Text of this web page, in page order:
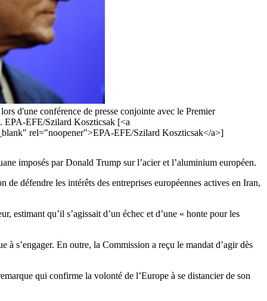
d'une conférence de presse conjointe avec le Premier
EPA-EFE/Szilard Koszticsak [<a
rel="noopener">EPA-EFE/Szilard Koszticsak</a>]
imposés par Donald Trump sur l’acier et l’aluminium européen.
défendre les intérêts des entreprises européennes actives en Iran,
estimant qu’il s’agissait d’un échec et d’une « honte pour les
s’engager. En outre, la Commission a reçu le mandat d’agir dès
qui confirme la volonté de l’Europe à se distancier de son